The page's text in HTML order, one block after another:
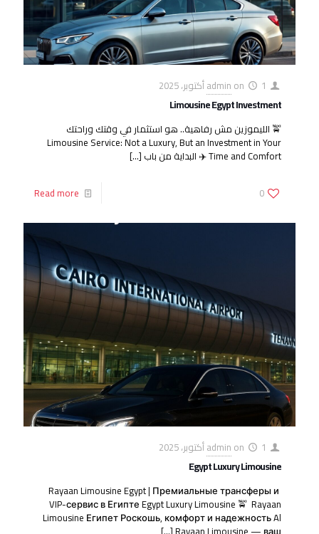
admin on 1 أكتوبر، 2025
Limousine Egypt Investment
🚖 الليموزين مش رفاهية.. هو استثمار في وقتك وراحتك
Limousine Service: Not a Luxury, But an Investment in Your
Time and Comfort ✈️ البداية من باب […]
0
Read more
admin on 1 أكتوبر، 2025
Egypt Luxury Limousine
Rayaan Limousine Egypt | Премиальные трансферы и
VIP-сервис в Египте Egypt Luxury Limousine 🚖 Rayaan
Limousine Египет Роскошь, комфорт и надежность Al